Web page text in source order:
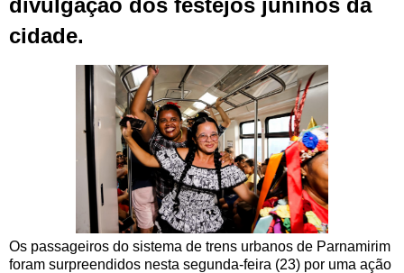
cidade.
Os passageiros do sistema de trens urbanos de Parnamirim
foram surpreendidos nesta segunda-feira (23) por uma ação